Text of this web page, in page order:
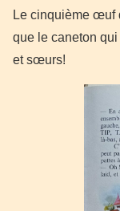
Le cinquième œuf
que le caneton
et sœurs!